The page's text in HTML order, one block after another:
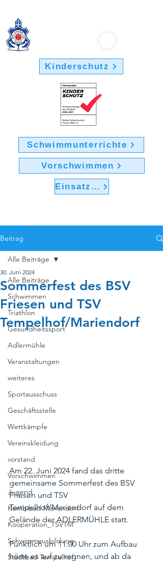
Kinderschutz
Schwimmunterrichte
Vorschwimmen
Einsatz im Verein
Beitrag
Alle Beiträge
Schwimmen
Triathlon
Gesundheitssport
Adlermühle
Veranstaltungen
weiteres
Sportausschuss
Geschäftsstelle
Wettkämpfe
Vereinskleidung
vorstand
Vorschwimmen
Jugend
Kombibad Mariendorf
Kooperation_TSVTM
Schwimmausbildung
Stadtbad Tempelhof
Alle Beiträge
Sommerfest des BSV
Friesen und TSV
Tempelhof/Mariendorf
30. Juni 2024
Am 22. Juni 2024 fand das dritte
gemeinsame Sommerfest des BSV
Friesen und TSV
Tempelhof/Mariendorf auf dem
Gelände der ADLERMÜHLE statt.
Pünktlich um 11:00 Uhr zum Aufbau
hörte es auf zu regnen, und ab da